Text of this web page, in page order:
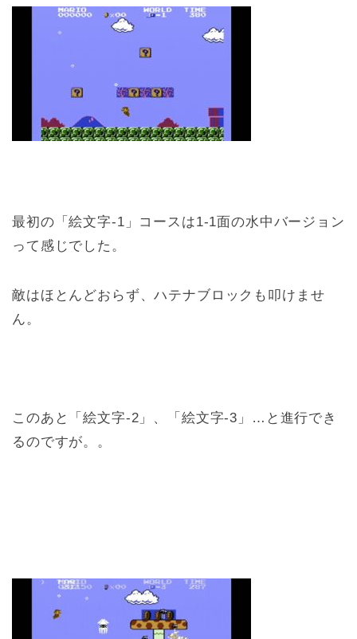
最初の「絵文字-1」コースは1-1面の水中バージョン
って感じでした。
敵はほとんどおらず、ハテナブロックも叩けませ
ん。
このあと「絵文字-2」、「絵文字-3」…と進行でき
るのですが。。